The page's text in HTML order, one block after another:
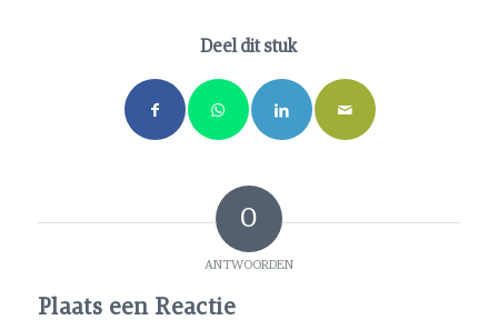
Deel dit stuk
0
ANTWOORDEN
Plaats een Reactie